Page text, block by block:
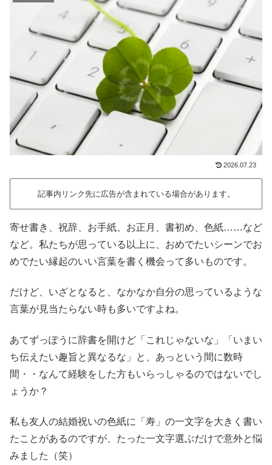
2026.07.23
記事内リンク先に広告が含まれている場合があります。
寄せ書き、祝辞、お手紙、お正月、書初め、色紙……など
など。私たちが思っている以上に、おめでたいシーンでお
めでたい縁起のいい言葉を書く機会って多いものです。
だけど、いざとなると、なかなか自分の思っているような
言葉が見当たらない時も多いですよね。
あてずっぽうに辞書を開けど「これじゃないな」「いまい
ち伝えたい趣旨と異なるな」と、あっという間に数時
間・・なんて経験をした方もいらっしゃるのではないでし
ょうか？
私も友人の結婚祝いの色紙に「寿」の一文字を大きく書い
たことがあるのですが、たった一文字選ぶだけで意外と悩
みました（笑）